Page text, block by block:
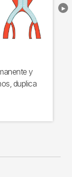
y
duplica